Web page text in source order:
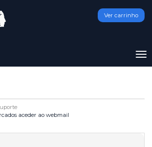
Ver carrinho
aceder ao webmail